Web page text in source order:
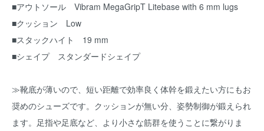
■アウトソール Vibram MegaGripT Litebase with 6 mm lugs
■クッション Low
■スタックハイト 19 mm
■シェイプ スタンダードシェイプ
≫靴底が薄いので、短い距離で効率良く体幹を鍛えたい方にもお
奨めのシューズです。クッションが無い分、姿勢制御が鍛えられ
ます。足指や足底など、より小さな筋群を使うことに繋がりま